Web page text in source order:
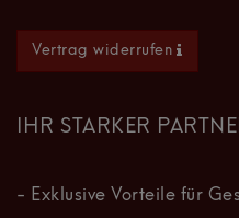
Vertrag widerrufen
IHR STARKER
- Exklusive Vorteile für